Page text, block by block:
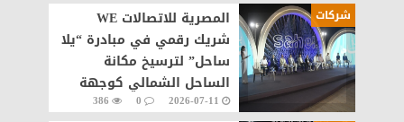
شركات
المصرية للاتصالات WE
شريك رقمي في مبادرة “يلا
ساحل” لترسيخ مكانة
الساحل الشمالي كوجهة
سياحية عالمية
2026-07-11
0
386